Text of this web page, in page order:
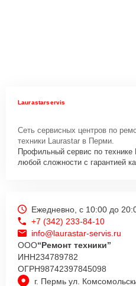
Laurastarservis
Сеть сервисных центров по
техники Laurastar в Перми.
Профильный сервис по
любой сложности с гарантией
г. Пермь ул.
Ежедневно, с 10:00 до
+7 (342) 233-84-10
info@laurastar-servis.ru
ООО“Ремонт техники”
ИНН234789782
ОГРН98742397845098